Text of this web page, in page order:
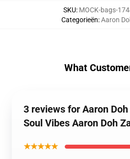
SKU: MOCK-bags-
Categorieën:Aaron
What
3 reviews for Aaron
Soul Vibes Aaron Doh
★★★★★